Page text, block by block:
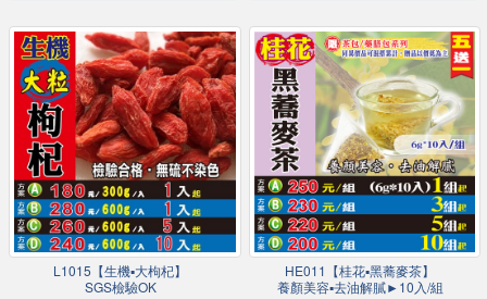
L1015【生機▪大枸杞】
SGS檢驗OK
HE011【桂花▪黑蕎麥茶】
養顏美容▪去油解膩►10入/組